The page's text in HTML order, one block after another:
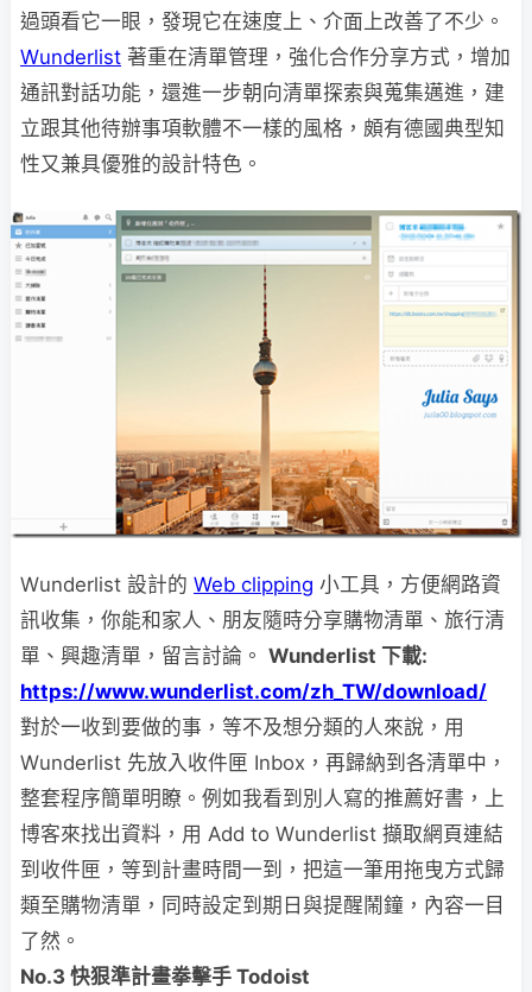
過頭看它一眼，發現它在速度上、介面上改善了不少。
Wunderlist 著重在清單管理，強化合作分享方式，增加
通訊對話功能，還進一步朝向清單探索與蒐集邁進，建
立跟其他待辦事項軟體不一樣的風格，頗有德國典型知
性又兼具優雅的設計特色。
Wunderlist 設計的 Web clipping 小工具，方便網路資
訊收集，你能和家人、朋友隨時分享購物清單、旅行清
單、興趣清單，留言討論。 Wunderlist 下載:
https://www.wunderlist.com/zh_TW/download/
對於一收到要做的事，等不及想分類的人來說，用
Wunderlist 先放入收件匣 Inbox，再歸納到各清單中，
整套程序簡單明瞭。例如我看到別人寫的推薦好書，上
博客來找出資料，用 Add to Wunderlist 擷取網頁連結
到收件匣，等到計畫時間一到，把這一筆用拖曳方式歸
類至購物清單，同時設定到期日與提醒鬧鐘，內容一目
了然。
No.3 快狠準計畫拳擊手 Todoist